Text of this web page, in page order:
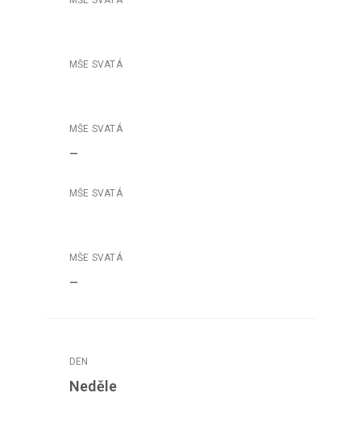
–
–
Neděle